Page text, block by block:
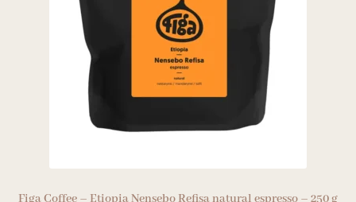
Figa Coffee – Etiopia Nensebo Refisa natural espresso – 250 g